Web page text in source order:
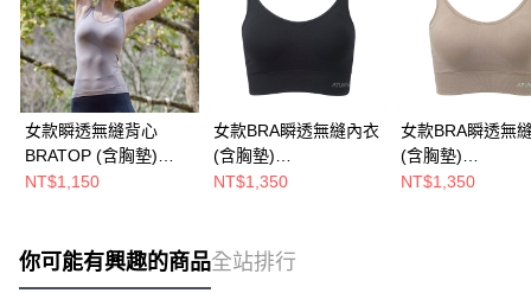
女款瞬透無縫背心
BRATOP (含胸墊)
(A2UCHH02W灰卡/透
台灣製)
NT$1,150
女款BRA瞬透無縫內衣
(含胸墊)
(A2UCHH01W黑/透氣
親膚/台灣製)
NT$1,350
女款BRA瞬透無
(含胸墊)
(A2UCHH01W灰
NT$1,350
你可能有興趣的商品全站排行